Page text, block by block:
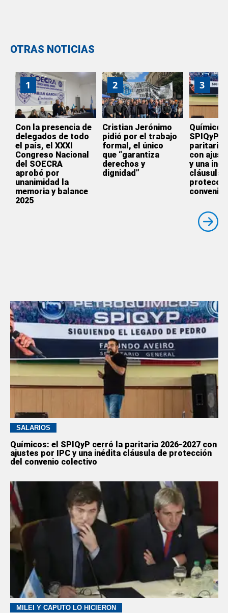
OTRAS NOTICIAS
1
Con la presencia de
delegados de todo
el país, el XXXI
Congreso Nacional
del SOECRA
aprobó por
unanimidad la
memoria y balance
2025
2
Cristian Jerónimo
pidió por el trabajo
formal, el único
que “garantiza
derechos y
dignidad”
3
SPIQyP
paritaria
con
y una
cláusula
convenio
SALARIOS
Químicos: el SPIQyP cerró la paritaria 2026-2027 con
ajustes por IPC y una inédita cláusula de protección
del convenio colectivo
MILEI Y CAPUTO LO HICIERON